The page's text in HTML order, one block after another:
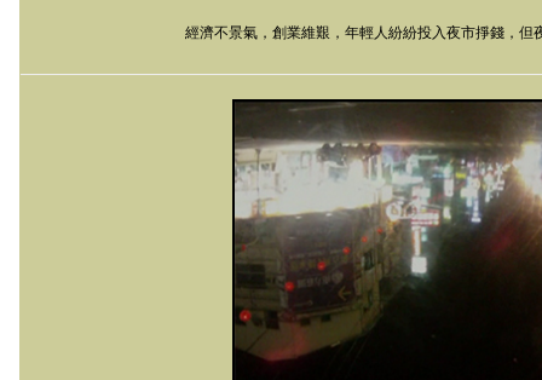
經濟不景氣，創業維艱，年輕人紛紛投入夜市掙錢，